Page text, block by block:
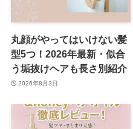
丸顔がやってはいけない髪
型5つ！2026年最新・似合
う垢抜けヘアも長さ別紹介
2026年8月3日